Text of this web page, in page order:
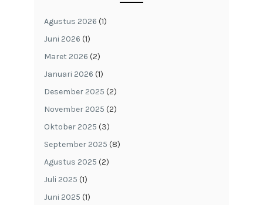
Agustus 2026 (1)
Juni 2026 (1)
Maret 2026 (2)
Januari 2026 (1)
Desember 2025 (2)
November 2025 (2)
Oktober 2025 (3)
September 2025 (8)
Agustus 2025 (2)
Juli 2025 (1)
Juni 2025 (1)